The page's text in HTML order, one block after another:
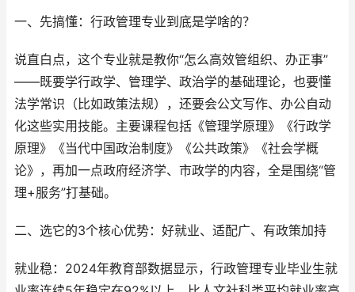
一、先搞懂：行政管理专业到底是学啥的？
说直白点，这个专业就是教你“怎么高效管组织、办正事”
——既要学行政学、管理学、政治学的基础理论，也要懂
法学常识（比如政策法规），还要会公文写作、办公自动
化这些实用技能。主要课程包括《管理学原理》《行政学
原理》《当代中国政治制度》《公共政策》《社会学概
论》，再加一点政府经济学、市政学的内容，全是围绕“管
理+服务”打基础。
二、选它的3个核心优势：好就业、适配广、有政策加持
就业稳：2024年教育部数据显示，行政管理专业毕业生就